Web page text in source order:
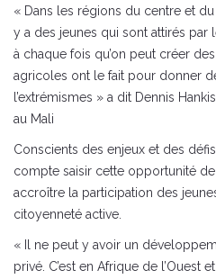
« Dans les régions du centre et du
y a des jeunes qui sont attirés par
à chaque fois qu’on peut créer
agricoles ont le fait pour donner
l’extrémismes » a dit Dennis
au Mali
Conscients des enjeux et des
compte saisir cette opportunité
accroître la participation des
citoyenneté active.
« Il ne peut y avoir un
privé. C’est en Afrique de l’Ouest